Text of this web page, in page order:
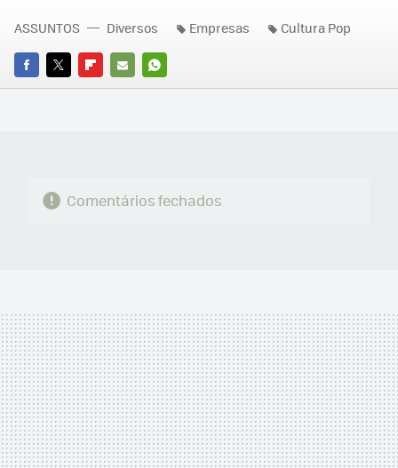
FACEBOOK
TWITTERFLIPBOARD
E-
WHATSAPP
ASSUNTOS Diversos Empresas Cultura Pop
Comentários fechados